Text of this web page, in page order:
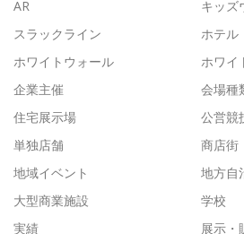
AR
キッズ
スラックライン
ホテル
ホワイトウォール
ホワイ
企業主催
会場種
住宅展示場
公営競
単独店舗
商店街
地域イベント
地方自
大型商業施設
学校
実績
展示・